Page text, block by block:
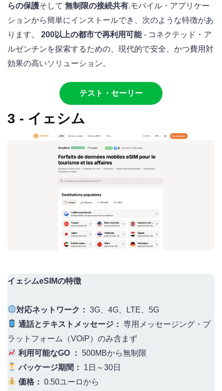
らの保護そして 無制限の接続共有.モバイル・アプリケー
ションから簡単にインストールでき、次のような特徴があ
ります。 200以上の都市で再利用可能- コネクテッド・ア
ルゼンチンを探索するための、現代的で安全、かつ費用対
効果の高いソリューション。
テスト・セーリー
3 - イェシム
イェシムeSIMの特徴
対応ネットワーク： 3G、4G、LTE、5G
通話とテキストメッセージ： 専用メッセージング・プ
ラットフォーム（VOiP）のみ含まず
利用可能なGO ： 500MBから無制限
パッケージ期間：
1日～30日
価格： 0.50ユーロから